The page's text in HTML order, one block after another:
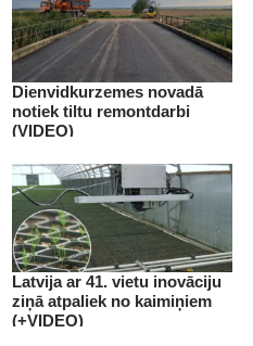
Dienvidkurzemes novadā
notiek tiltu remontdarbi
(VIDEO)
Latvija ar 41. vietu inovāciju
ziņā atpaliek no kaimiņiem
(+VIDEO)